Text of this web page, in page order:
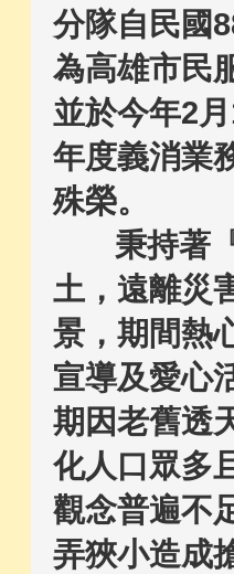
分隊自民國
為高雄市民
並於今年2
年度義消業
殊榮。
秉持著『
土，遠離災
景，期間熱
宣導及愛心
期因老舊透
化人口眾多
觀念普遍不
弄狹小造成